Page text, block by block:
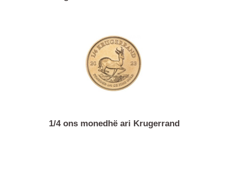
20 gram ari investimi Valcambi